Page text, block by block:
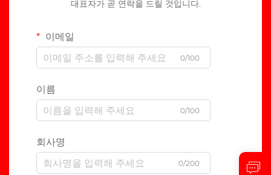
대표자가 곧 연락을 드릴 것입니다.
이메일
0/100
이름
0/100
회사명
0/200